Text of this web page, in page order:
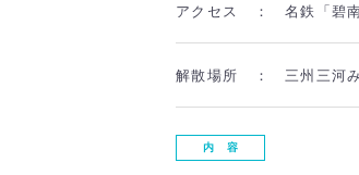
アクセス ：名鉄「碧
解散場所 ： 三州三河
内 容